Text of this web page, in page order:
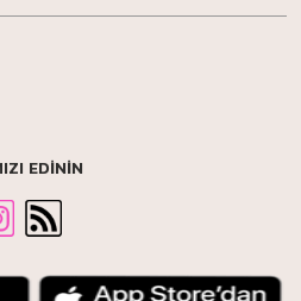
EDİNİN